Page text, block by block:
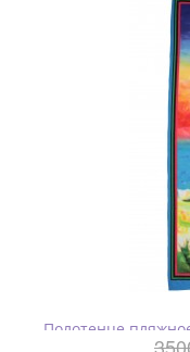
Полотенце